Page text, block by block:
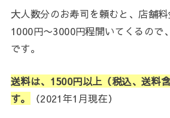
大人数分のお寿司を頼むと、店舗
1000円〜3000円程開いてくるので
です。
送料は、1500円以上（税込、送料
す。
（2021年1月現在）